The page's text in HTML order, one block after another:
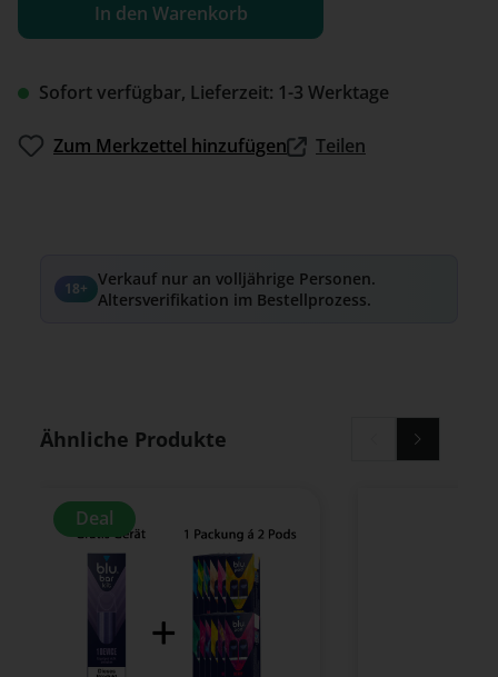
Sofort verfügbar, Lieferzeit: 1-3 Werktage
In den Warenkorb
Zum Merkzettel hinzufügen Teilen
18+ Verkauf nur an volljährige Personen.
Altersverifikation im Bestellprozess.
Produktgalerie überspringen
Ähnliche Produkte
Deal